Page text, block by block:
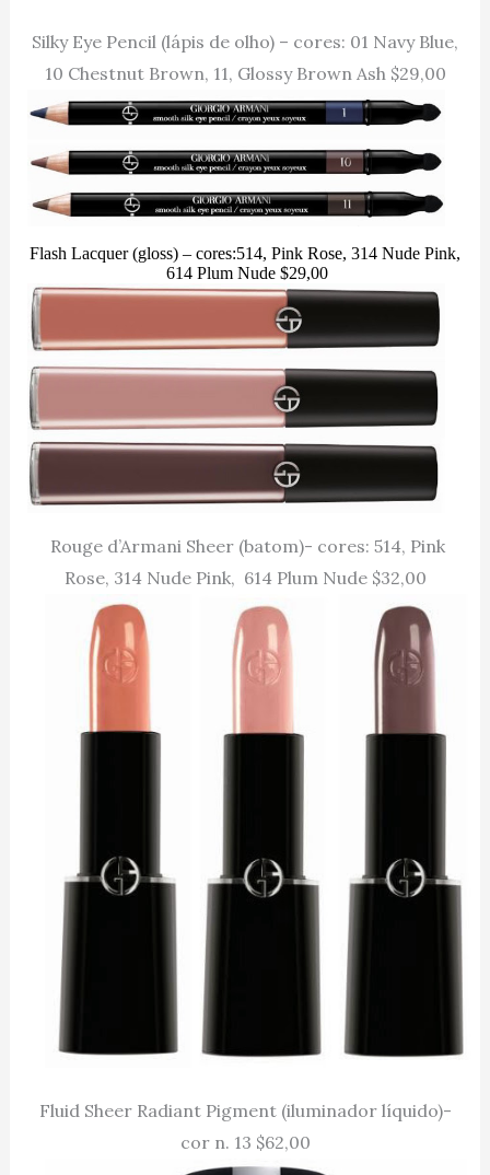
Silky Eye Pencil (lápis de olho) – cores: 01 Navy Blue,
10 Chestnut Brown, 11, Glossy Brown Ash $29,00
Flash Lacquer (gloss) – cores:514, Pink Rose, 314 Nude Pink,
614 Plum Nude $29,00
Rouge d’Armani Sheer (batom)- cores: 514, Pink
Rose, 314 Nude Pink, 614 Plum Nude $32,00
Fluid Sheer Radiant Pigment (iluminador líquido)-
cor n. 13 $62,00